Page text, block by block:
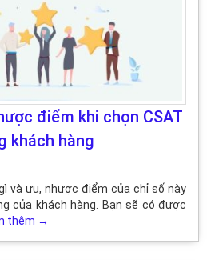
điểm khi chọn CSAT
khách hàng
và ưu, nhược điểm của chỉ số này
của khách hàng. Bạn sẽ có được
thêm →